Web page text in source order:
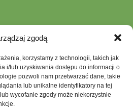
zgodą
korzystamy z technologii, takich jak
i/lub uzyskiwania dostępu do informacji o
pozwoli nam przetwarzać dane, takie
lub unikalne identyfikatory na tej
wycofanie zgody może niekorzystnie